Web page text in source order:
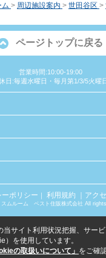
> 周辺施設案内 > 世田谷区 >
ページトップに戻る
営業時間:10:00-19:00
日:毎週水曜日・毎月第1/3/5火曜
ポリシー ｜ 利用規約 ｜アク
ムルーム ベスト住販株式会社 All rights
当サイト利用状況把握、サー
）を使用しています。
の取扱いについて」 をご確